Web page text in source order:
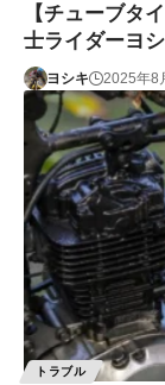
【チューブタ
士ライダーヨ
ヨシキ 2025年8
トラブル